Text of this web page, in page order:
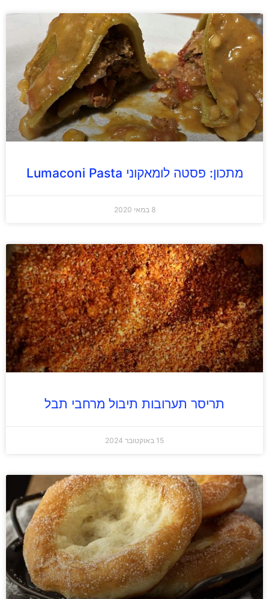
מתכון: פסטה לומאקוני Lumaconi Pasta
8 במאי 2020
תריסר תערובות תיבול מרחבי תבל
15 באוקטובר 2024